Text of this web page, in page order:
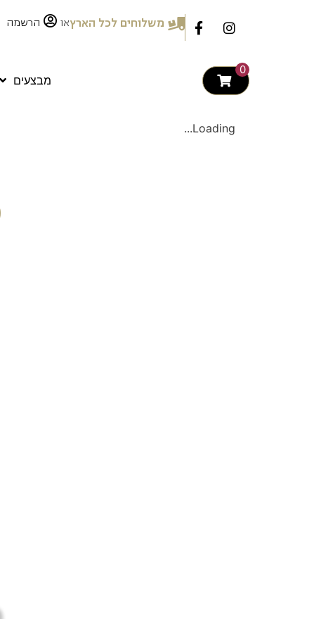
משלוחים לכל הארץאו הרשמה
0
מבצעים
Loading...